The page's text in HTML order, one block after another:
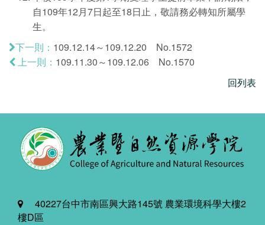
自109年12月7日起至18日止，敬請務必轉知所屬學
生。
下一則： 109.12.14～109.12.20 No.1572
上一則： 109.11.30～109.12.06 No.1570
回列表
40227台中市南區興大路145號 農業環境科學大樓2
樓D區